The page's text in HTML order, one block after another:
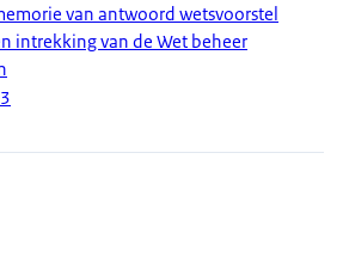
van antwoord wetsvoorstel
intrekking van de Wet beheer